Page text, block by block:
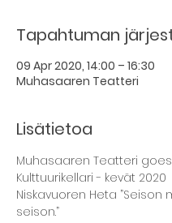
Tapahtuman
09 Apr 2020, 14:00 – 16:30
Muhasaaren Teatteri
Lisätietoa
Muhasaaren Teatteri goes
Kulttuurikellari - kevät 2020
Niskavuoren Heta ”Seison
seison.”